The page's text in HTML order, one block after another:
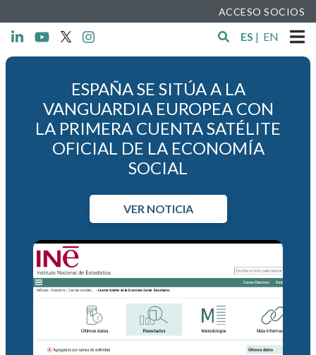
ACCESO SOCIOS
ES | EN
ESPAÑA SE SITÚA A LA
VANGUARDIA EUROPEA CON
LA PRIMERA CUENTA SATÉLITE
OFICIAL DE LA ECONOMÍA
SOCIAL
VER NOTICIA